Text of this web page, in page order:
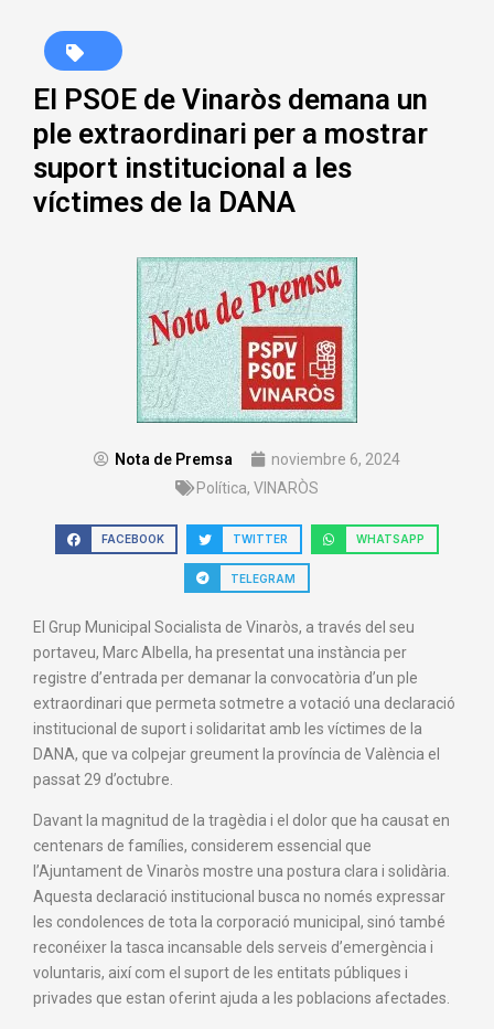
El PSOE de Vinaròs demana un
ple extraordinari per a mostrar
suport institucional a les
víctimes de la DANA
Nota de Premsa
noviembre 6, 2024
Política, VINARÒS
FACEBOOK TWITTER WHATSAPP
TELEGRAM
El Grup Municipal Socialista de Vinaròs, a través del seu
portaveu, Marc Albella, ha presentat una instància per
registre d’entrada per demanar la convocatòria d’un ple
extraordinari que permeta sotmetre a votació una declaració
institucional de suport i solidaritat amb les víctimes de la
DANA, que va colpejar greument la província de València el
passat 29 d’octubre.
Davant la magnitud de la tragèdia i el dolor que ha causat en
centenars de famílies, considerem essencial que
l’Ajuntament de Vinaròs mostre una postura clara i solidària.
Aquesta declaració institucional busca no només expressar
les condolences de tota la corporació municipal, sinó també
reconéixer la tasca incansable dels serveis d’emergència i
voluntaris, així com el suport de les entitats públiques i
privades que estan oferint ajuda a les poblacions afectades.